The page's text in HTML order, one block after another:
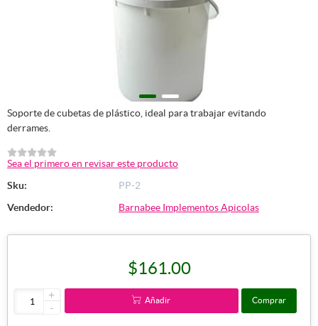
Soporte de cubetas de plástico, ideal para trabajar evitando
derrames.
Sea el primero en revisar este producto
Sku:
PP-2
Vendedor:
Barnabee Implementos Apicolas
$161.00
+
-
Añadir Comprar